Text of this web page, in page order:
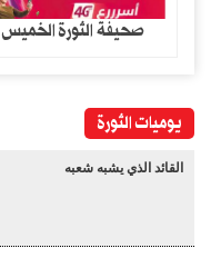
صحيفة الثورة الخميس 23 صفر 1448- 6 اغسطس 2026
يوميات الثورة
القائد الذي يشبه شعبه